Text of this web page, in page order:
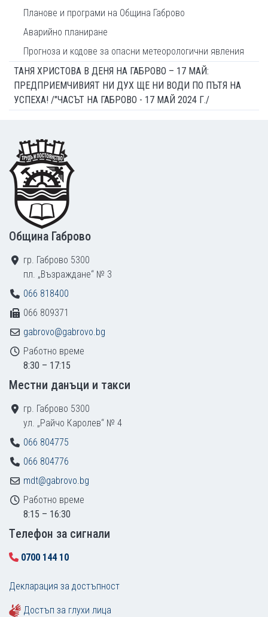
Планове и програми на Община Габрово
Аварийно планиране
Прогноза и кодове за опасни метеорологични явления
ТАНЯ ХРИСТОВА В ДЕНЯ НА ГАБРОВО – 17 МАЙ:
ПРЕДПРИЕМЧИВИЯТ НИ ДУХ ЩЕ НИ ВОДИ ПО ПЪТЯ НА
УСПЕХА! /"ЧАСЪТ НА ГАБРОВО - 17 МАЙ 2024 Г./
Footer
Община Габрово
гр. Габрово 5300
пл. „Възраждане“ № 3
066 818400
066 809371
gabrovo@gabrovo.bg
Работно време
8:30 – 17:15
Местни данъци и такси
гр. Габрово 5300
ул. „Райчо Каролев“ № 4
066 804775
066 804776
mdt@gabrovo.bg
Работно време
8:15 – 16:30
Tелефон за сигнали
0700 144 10
Декларация за достъпност
Достъп за глухи лица